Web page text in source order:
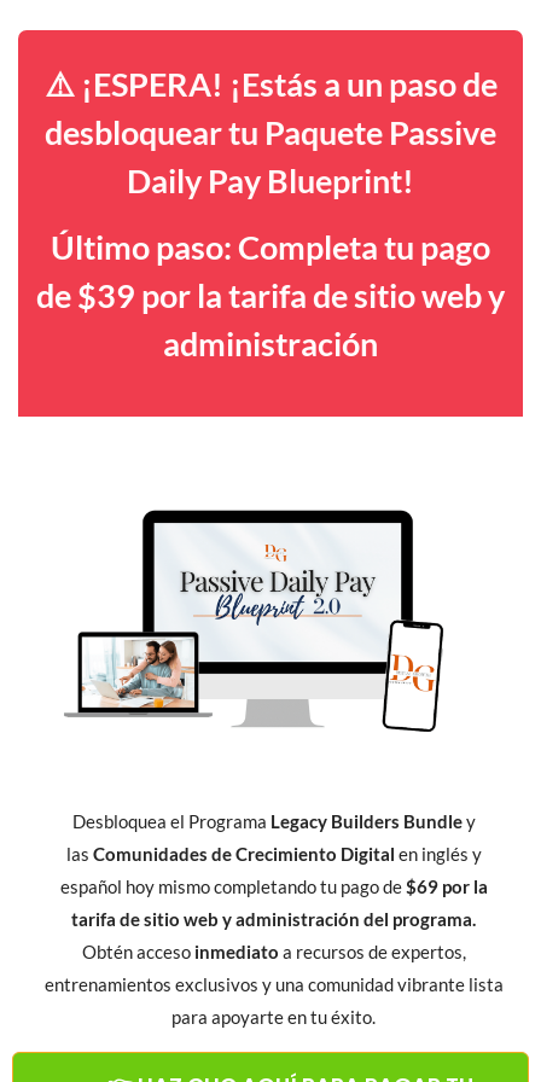
⚠️ ¡ESPERA! ¡Estás a un paso de
desbloquear tu Paquete Passive
Daily Pay Blueprint!
Último paso: Completa tu pago
de $39 por la tarifa de sitio web y
administración
Desbloquea el Programa Legacy Builders Bundley
las Comunidades de Crecimiento Digital en inglés y
español hoy mismo completando tu pago de$69 por la
tarifa de sitio web y administración del programa.
Obtén acceso inmediato a recursos de expertos,
entrenamientos exclusivos y una comunidad vibrante lista
para apoyarte en tu éxito.